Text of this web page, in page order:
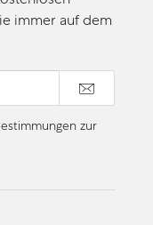
immer auf dem
zur